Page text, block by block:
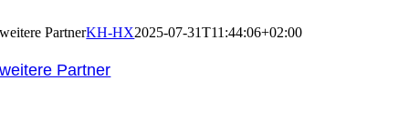
weitere PartnerKH-HX2025-07-31T11:44:06+02:00
weitere Partner